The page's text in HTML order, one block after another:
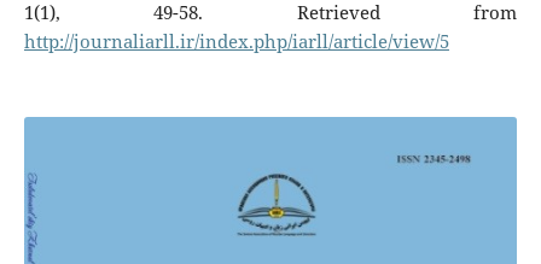
1(1), 49-58. Retrieved from
http://journaliarll.ir/index.php/iarll/article/view/5